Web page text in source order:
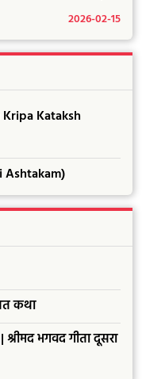
2026-02-15
Kripa Kataksh
Ashtakam)
कथा
भगवद गीता दूसरा